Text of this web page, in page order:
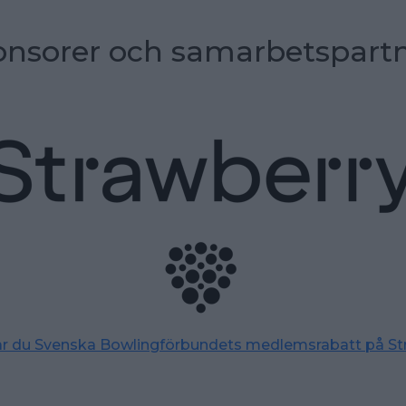
och
du Svenska Bowlingförbundets medlemsrabatt på